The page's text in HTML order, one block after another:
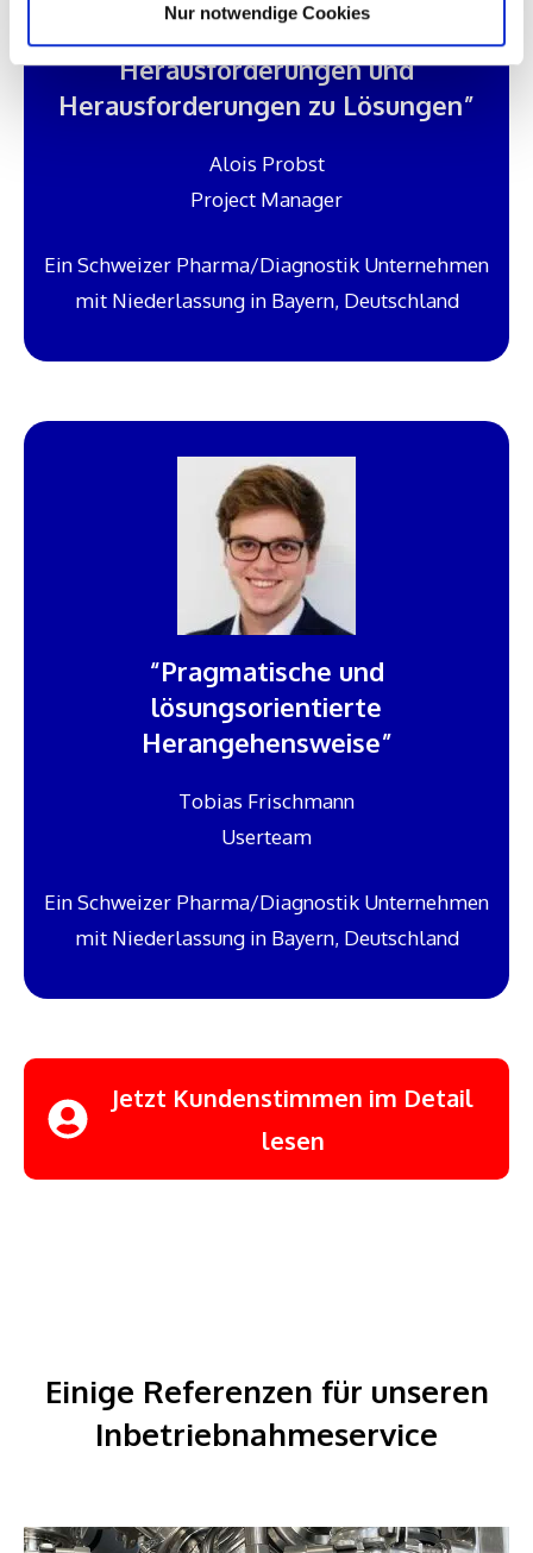
Nur notwendige Cookies
“Probleme werden zu
Herausforderungen und
Herausforderungen zu Lösungen”
Alois Probst
Project Manager
Ein Schweizer Pharma/Diagnostik Unternehmen
mit Niederlassung in Bayern, Deutschland
“Pragmatische und
lösungsorientierte
Herangehensweise”
Tobias Frischmann
Userteam
Ein Schweizer Pharma/Diagnostik Unternehmen
mit Niederlassung in Bayern, Deutschland
Jetzt Kundenstimmen im Detail
lesen
Einige Referenzen für unseren
Inbetriebnahme­service